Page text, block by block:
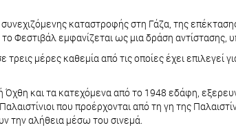
συνεχιζόμενης καταστροφής στη Γάζα, της
Φεστιβάλ εμφανίζεται ως μια δράση αντίστασης,
μέρες καθεμία από τις οποίες έχει επιλεγεί
και τα κατεχόμενα από το 1948 εδάφη,
που προέρχονται από τη γη της
την αλήθεια μέσω του σινεμά.